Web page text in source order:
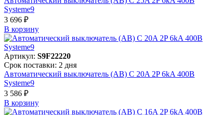
Systeme9
3 696 ₽
В корзинy
Артикул: S9F22220
Срок поставки: 2 дня
Автоматический выключатель (АВ) C 20A 2P 6kA 400В
Systeme9
3 586 ₽
В корзинy